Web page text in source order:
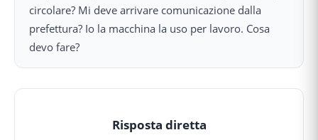
circolare? Mi deve arrivare comunicazione dalla
prefettura? Io la macchina la uso per lavoro. Cosa
devo fare?
Risposta diretta